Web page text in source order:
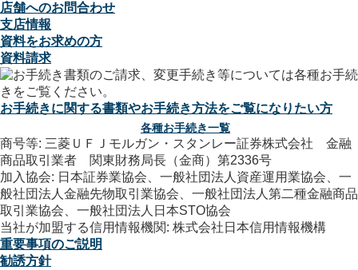
店舗へのお問合わせ
支店情報
資料をお求めの方
資料請求
お手続きに関する書類やお手続き方法をご覧になりたい方
各種お手続き一覧
商号等: 三菱ＵＦＪモルガン・スタンレー証券株式会社 金融
商品取引業者 関東財務局長（金商）第2336号
加入協会: 日本証券業協会、一般社団法人資産運用業協会、一
般社団法人金融先物取引業協会、一般社団法人第二種金融商品
取引業協会、一般社団法人日本STO協会
当社が加盟する信用情報機関: 株式会社日本信用情報機構
重要事項のご説明
勧誘方針